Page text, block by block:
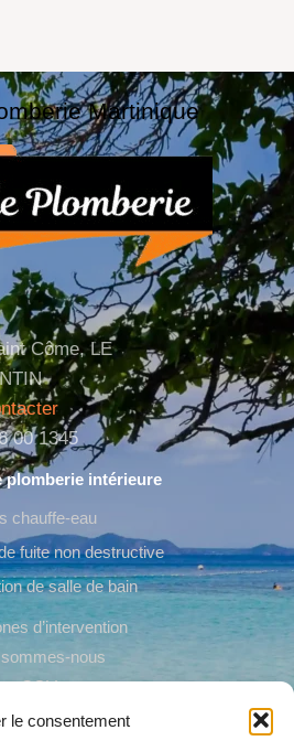
le consentement
Martinique
Côme, LE
00 1345
plomberie intérieure
chauffe-eau
fuite non destructive
de salle de bain
d’intervention
nous
CGV